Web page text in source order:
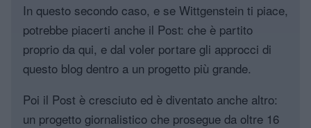
In questo secondo caso, e se Wittgenstein ti piace,
potrebbe piacerti anche il Post: che è partito
proprio da qui, e dal voler portare gli approcci di
questo blog dentro a un progetto più grande.
Poi il Post è cresciuto ed è diventato anche altro:
un progetto giornalistico che prosegue da oltre 16